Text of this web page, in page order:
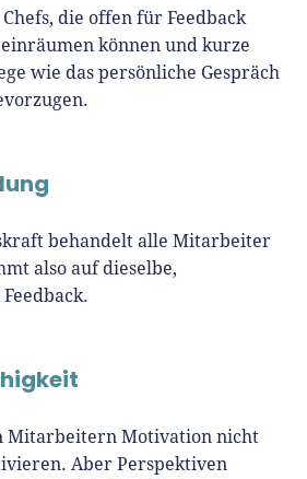
die offen für Feedback
können und kurze
wie das persönliche Gespräch
behandelt alle Mitarbeiter
also auf dieselbe,
Mitarbeitern Motivation nicht
Aber Perspektiven